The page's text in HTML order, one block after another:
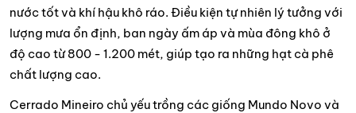
nước tốt và khí hậu khô ráo. Điều kiện tự nhiên lý tưởng với
lượng mưa ổn định, ban ngày ấm áp và mùa đông khô ở
độ cao từ 800 - 1.200 mét, giúp tạo ra những hạt cà phê
chất lượng cao.
Cerrado Mineiro chủ yếu trồng các giống Mundo Novo và